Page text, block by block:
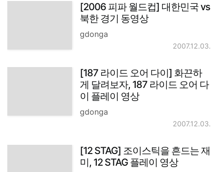
[2006 피파 월드컵] 대한민국 vs
북한 경기 동영상
gdonga
2007.12.03.
[187 라이드 오어 다이] 화끈하
게 달려보자, 187 라이드 오어 다
이 플레이 영상
gdonga
2007.12.03.
[12 STAG] 조이스틱을 흔드는 재
미, 12 STAG 플레이 영상